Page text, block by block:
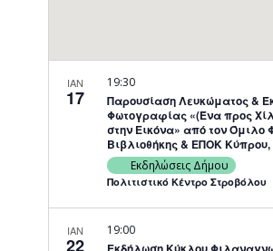
ΙΑΝ
17
Παρουσίαση Λευκώματος &
Φωτογραφίας «(Ένα προς
στην Εικόνα» από τον Όμιλο
Βιβλιοθήκης & ΕΠΟΚ Κύπρου,
19:30
Εκδηλώσεις Δήμου
Πολιτιστικό Κέντρο Στροβόλου
ΙΑΝ
22
19:00